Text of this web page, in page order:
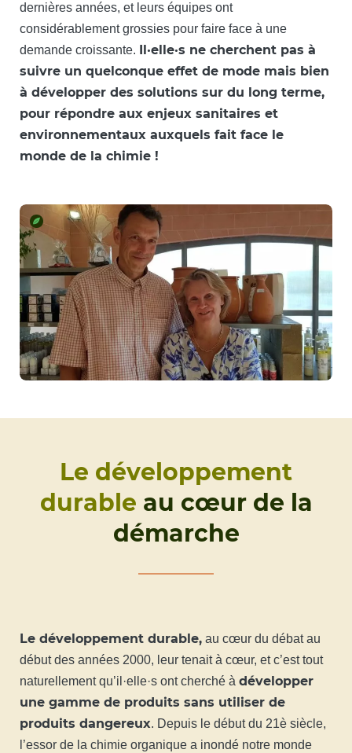
dernières années, et leurs équipes ont
considérablement grossies pour faire face à une
demande croissante. Il·elle·s ne cherchent pas à
suivre un quelconque effet de mode mais bien
à développer des solutions sur du long terme,
pour répondre aux enjeux sanitaires et
environnementaux auxquels fait face le
monde de la chimie !
Le développement
durable au cœur de la
démarche
Le développement durable, au cœur du débat au
début des années 2000, leur tenait à cœur, et c’est tout
naturellement qu’il·elle·s ont cherché à développer
une gamme de produits sans utiliser de
produits dangereux. Depuis le début du 21è siècle,
l’essor de la chimie organique a inondé notre monde